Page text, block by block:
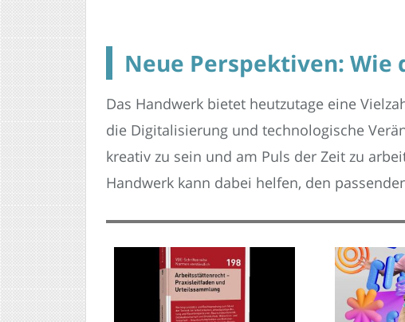
Neue Perspektiven:
Das Handwerk bietet heutzutage eine
die Digitalisierung und technologische
kreativ zu sein und am Puls der Zeit zu
Handwerk kann dabei helfen, den